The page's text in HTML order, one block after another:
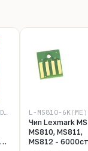
L-MX/MS810-100K-DRUM(WW)
L-MS810-6K(ME)
Чип Lexmark
MS810, MS811,
MS812 -